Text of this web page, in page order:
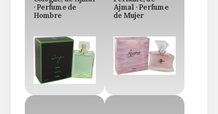
· Perfume de
Hombre
Ajmal · Perfume
de Mujer